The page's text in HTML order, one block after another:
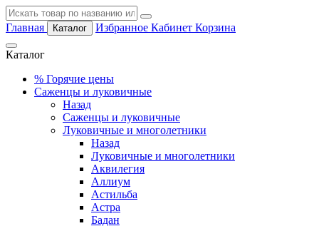
Главная Каталог Избранное Кабинет Корзина
Каталог
% Горячие цены
Саженцы и луковичные
Назад
Саженцы и луковичные
Луковичные и многолетники
Назад
Луковичные и многолетники
Аквилегия
Аллиум
Астильба
Астра
Бадан